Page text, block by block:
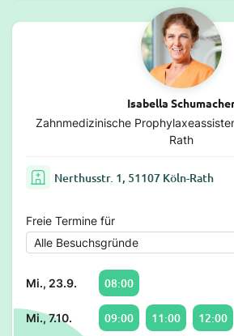
Isabella
Zahnmedizinische
Rath
Nerthusstr. 1, 51107 Köln-Rath
Freie Termine für
Mi., 23.9. 08:00
Mi., 7.10. 09:00 11:00 12:00